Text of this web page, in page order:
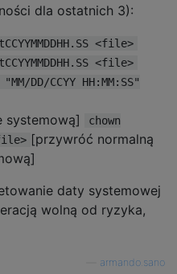
dla ostatnich 3):
<file>
<file>
DD/CCYY HH:MM:SS"
systemową]
chown
[przywróć normalną
daty systemowej
wolną od ryzyka,
armando.sano